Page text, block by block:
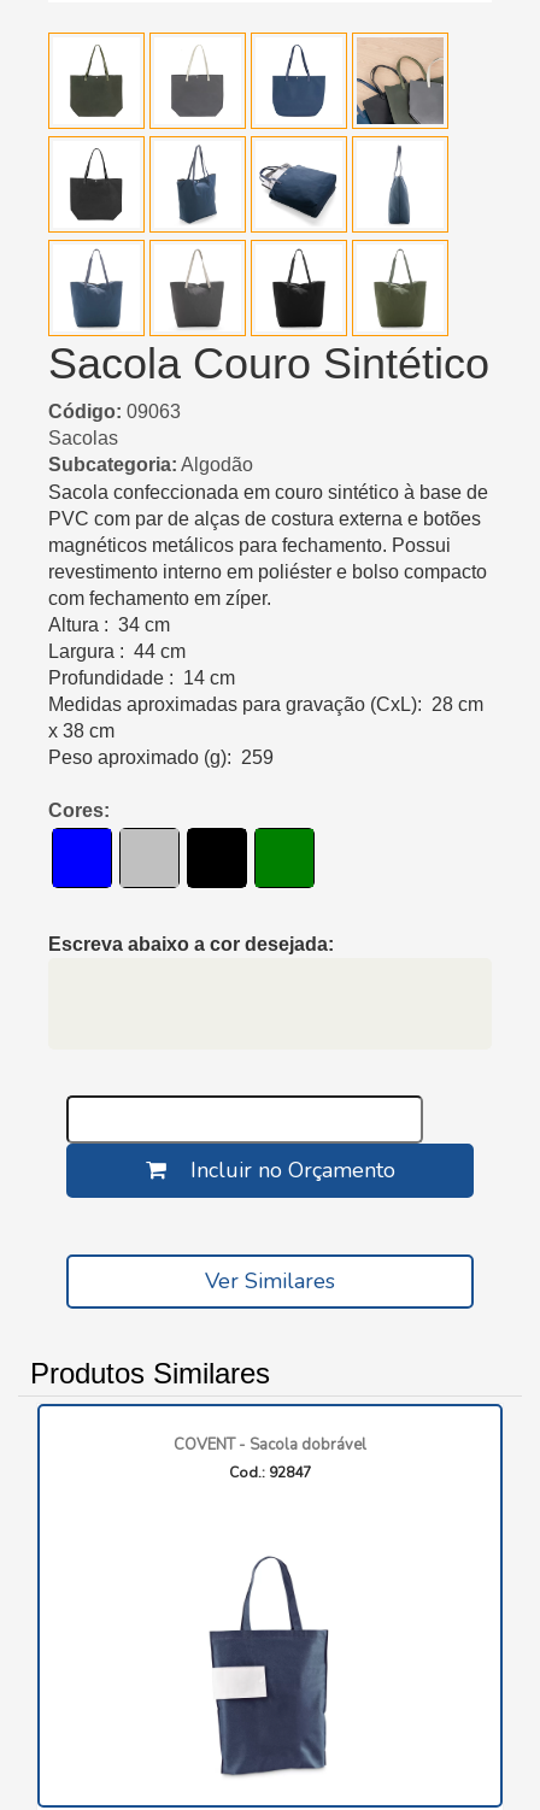
Sacola Couro Sintético
Código: 09063
Sacolas
Subcategoria: Algodão
Sacola confeccionada em couro sintético à base de
PVC com par de alças de costura externa e botões
magnéticos metálicos para fechamento. Possui
revestimento interno em poliéster e bolso compacto
com fechamento em zíper.
Altura : 34 cm
Largura : 44 cm
Profundidade : 14 cm
Medidas aproximadas para gravação (CxL): 28 cm
x 38 cm
Peso aproximado (g): 259
Cores:
Escreva abaixo a cor desejada:
Incluir no Orçamento
Ver Similares
Produtos Similares
COVENT - Sacola dobrável
Cod.: 92847